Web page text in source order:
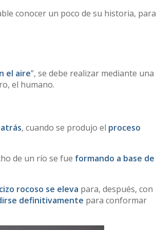
conocer un poco de su historia, para
el aire”, se debe realizar mediante una
el humano.
, cuando se produjo el proceso
de un río se fue formando a base de
rocoso se eleva para, después, con
definitivamente para conformar